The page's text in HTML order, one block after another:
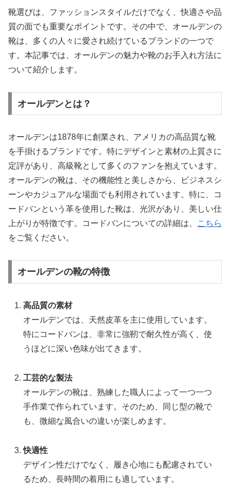
靴選びは、ファッションスタイルだけでなく、快適さや品
質の面でも重要なポイントです。その中で、オールデンの
靴は、多くの人々に愛され続けているブランドの一つで
す。本記事では、オールデンの魅力や靴のお手入れ方法に
ついて紹介します。
オールデンとは？
オールデンは1878年に創業され、アメリカの高品質な靴
を手掛けるブランドです。特にデザインと素材の上質さに
定評があり、高級靴として多くのファンを抱えています。
オールデンの靴は、その機能性と美しさから、ビジネスシ
ーンやカジュアルな場面でも利用されています。特に、コ
ードバンという革を使用した靴は、光沢があり、美しい仕
上がりが特徴です。コードバンについての詳細は、
こちら
をご覧ください。
オールデンの靴の特徴
高品質の素材
オールデンでは、天然皮革を主に使用しています。
特にコードバンは、非常に強靭で耐久性が高く、使
うほどに深い色味が出てきます。
工芸的な製法
オールデンの靴は、熟練した職人によって一つ一つ
手作業で作られています。そのため、同じ型の靴で
も、微細な風合いの違いが楽しめます。
快適性
デザイン性だけでなく、履き心地にも配慮されてい
るため、長時間の着用にも適しています。